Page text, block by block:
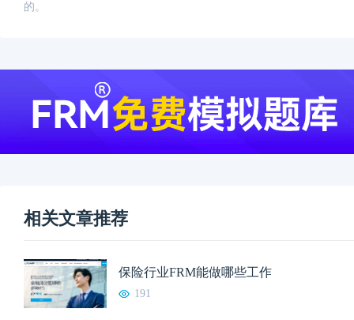
的。
相关文章推荐
保险行业FRM能做哪些工作
191